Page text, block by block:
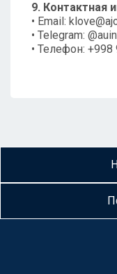
9. Контактная
• Email:
• Telegram:
• Телефон: +998